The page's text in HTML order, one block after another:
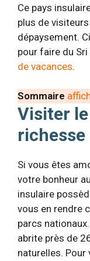
Ce pays
plus de
dépaysement.
pour faire du
de vacances.
Sommaire
Visiter
Si vous êtes
votre bonheur
insulaire
vous en rendre
parcs
abrite près de
naturelles.